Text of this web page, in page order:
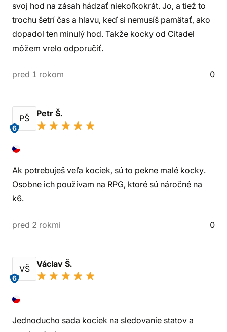
svoj hod na zásah hádzať niekoľkokrát. Jo, a tiež to
trochu šetrí čas a hlavu, keď si nemusíš pamätať, ako
dopadol ten minulý hod. Takže kocky od Citadel
môžem vrelo odporučiť.
pred 1 rokom 0
PŠ
6
Petr Š.
Ak potrebuješ veľa kociek, sú to pekne malé kocky.
Osobne ich používam na RPG, ktoré sú náročné na
k6.
pred 2 rokmi 0
VŠ
6
Václav Š.
Jednoducho sada kociek na sledovanie statov a